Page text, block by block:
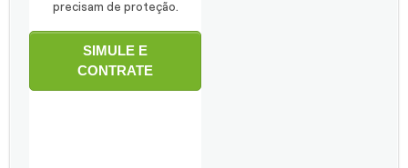
precisam de proteção.
SIMULE E
CONTRATE